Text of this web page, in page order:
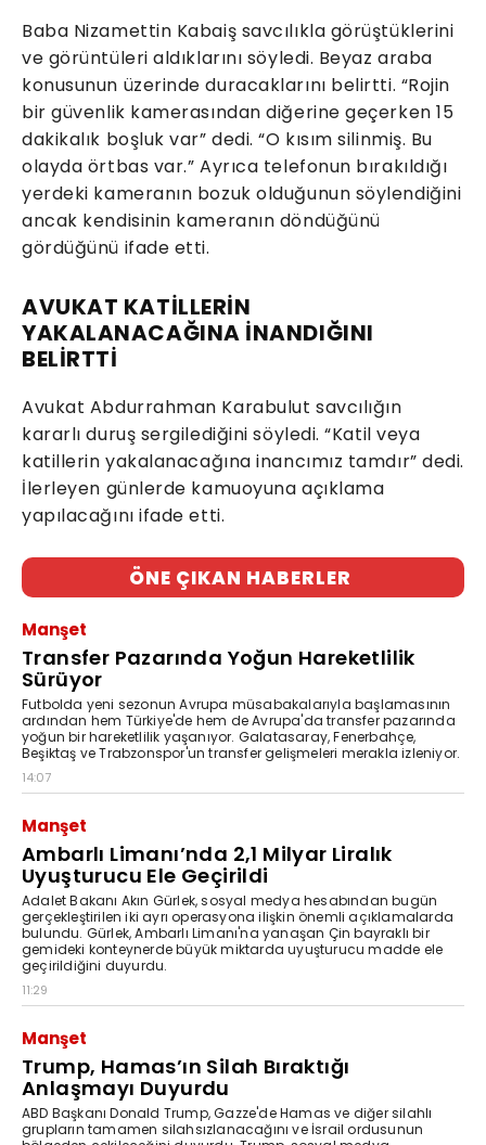
Baba Nizamettin Kabaiş savcılıkla görüştüklerini
ve görüntüleri aldıklarını söyledi. Beyaz araba
konusunun üzerinde duracaklarını belirtti. “Rojin
bir güvenlik kamerasından diğerine geçerken 15
dakikalık boşluk var” dedi. “O kısım silinmiş. Bu
olayda örtbas var.” Ayrıca telefonun bırakıldığı
yerdeki kameranın bozuk olduğunun söylendiğini
ancak kendisinin kameranın döndüğünü
gördüğünü ifade etti.
AVUKAT KATİLLERİN
YAKALANACAĞINA İNANDIĞINI
BELİRTTİ
Avukat Abdurrahman Karabulut savcılığın
kararlı duruş sergilediğini söyledi. “Katil veya
katillerin yakalanacağına inancımız tamdır” dedi.
İlerleyen günlerde kamuoyuna açıklama
yapılacağını ifade etti.
ÖNE ÇIKAN HABERLER
Manşet
Transfer Pazarında Yoğun Hareketlilik
Sürüyor
Futbolda yeni sezonun Avrupa müsabakalarıyla başlamasının
ardından hem Türkiye'de hem de Avrupa'da transfer pazarında
yoğun bir hareketlilik yaşanıyor. Galatasaray, Fenerbahçe,
Beşiktaş ve Trabzonspor'un transfer gelişmeleri merakla izleniyor.
14:07
Manşet
Ambarlı Limanı’nda 2,1 Milyar Liralık
Uyuşturucu Ele Geçirildi
Adalet Bakanı Akın Gürlek, sosyal medya hesabından bugün
gerçekleştirilen iki ayrı operasyona ilişkin önemli açıklamalarda
bulundu. Gürlek, Ambarlı Limanı'na yanaşan Çin bayraklı bir
gemideki konteynerde büyük miktarda uyuşturucu madde ele
geçirildiğini duyurdu.
11:29
Manşet
Trump, Hamas’ın Silah Bıraktığı
Anlaşmayı Duyurdu
ABD Başkanı Donald Trump, Gazze'de Hamas ve diğer silahlı
grupların tamamen silahsızlanacağını ve İsrail ordusunun